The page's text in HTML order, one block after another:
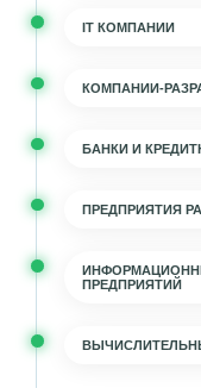
IT КОМПАНИИ
КОМПАНИИ-
БАНКИ И
ПРЕДПРИЯТИЯ
ПРЕДПРИЯТИЙ